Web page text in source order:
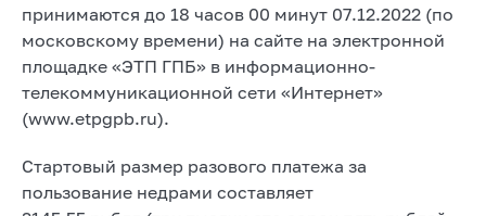
принимаются до 18 часов 00 минут 07.12.2022 (по
московскому времени) на сайте на электронной
площадке «ЭТП ГПБ» в информационно-
телекоммуникационной сети «Интернет»
(www.etpgpb.ru).
Стартовый размер разового платежа за
пользование недрами составляет